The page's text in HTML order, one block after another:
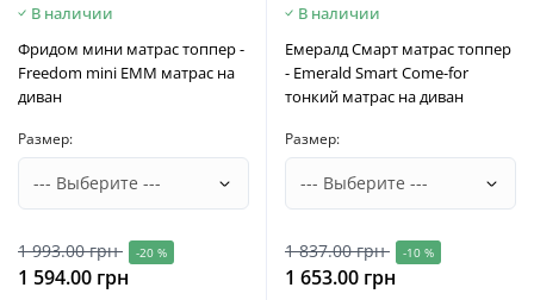
В наличии
Фридом мини матрас топпер -
Freedom mini EMM матрас на
диван
Размер:
1 993.00 грн -20 %
1 594.00 грн
В наличии
Емералд Смарт матрас топпер
- Emerald Smart Come-for
тонкий матрас на диван
Размер:
1 837.00 грн -10 %
1 653.00 грн